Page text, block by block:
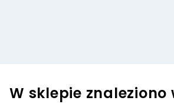
W sklepie znaleziono